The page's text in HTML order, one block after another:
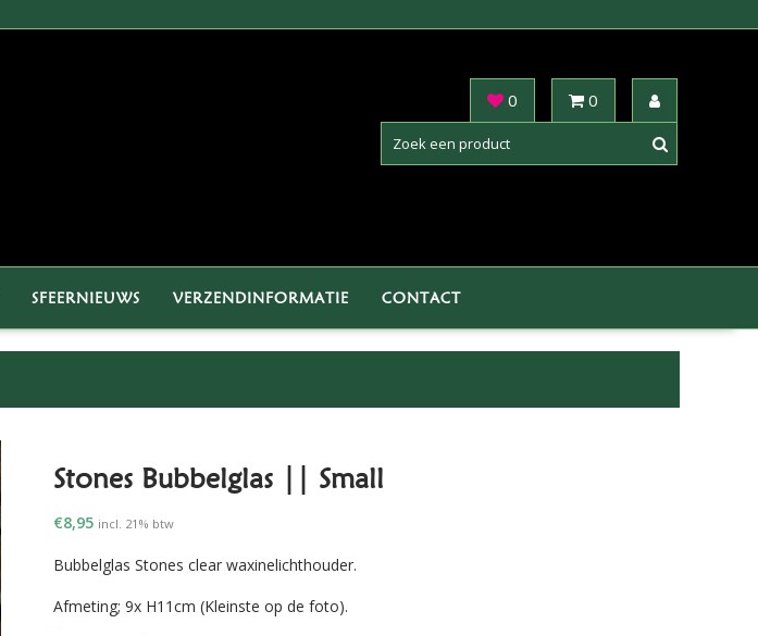
0 0
SFEERNIEUWS VERZENDINFORMATIE CONTACT
Stones Bubbelglas || Small
€8,95 incl. 21% btw
Bubbelglas Stones clear waxinelichthouder.
Afmeting; 9x H11cm (Kleinste op de foto).